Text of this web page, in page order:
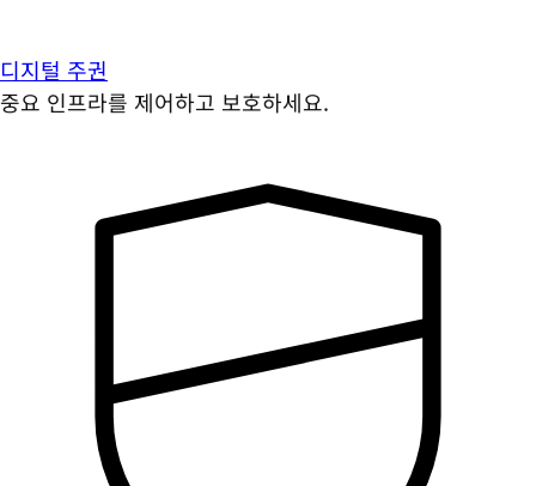
디지털 주권
중요 인프라를 제어하고 보호하세요.